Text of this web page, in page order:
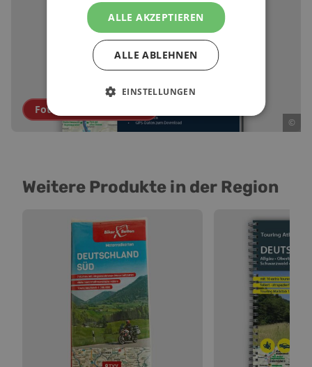
©
Fotos ansehen (
Weitere Produkte in der Region
ALLE AKZEPTIEREN
ALLE ABLEHNEN
EINSTELLUNGEN